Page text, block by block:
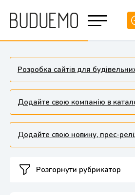
Розробка сайтів для
Додайте свою компанію в
Додайте свою новину, прес-
Розгорнути рубрикатор